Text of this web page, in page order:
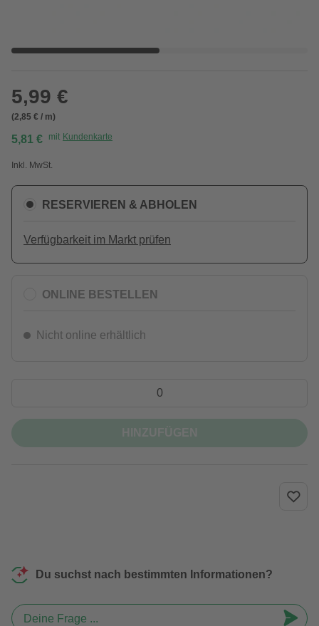
5,99 €
(2,85 € / m)
5,81 € mit Kundenkarte
Inkl. MwSt.
RESERVIEREN & ABHOLEN
Verfügbarkeit im Markt prüfen
ONLINE BESTELLEN
Nicht online erhältlich
Du suchst nach bestimmten Informationen?
Deine Frage ...